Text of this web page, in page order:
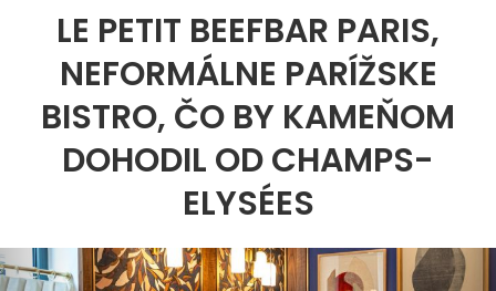
LE PETIT BEEFBAR PARIS,
NEFORMÁLNE PARÍŽSKE
BISTRO, ČO BY KAMEŇOM
DOHODIL OD CHAMPS-
ELYSÉES